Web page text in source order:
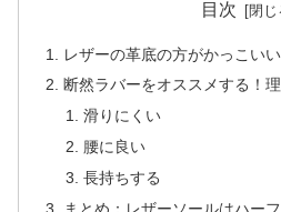
目次
レザーの革底の方がかっこい
断然ラバーをオススメする！
滑りにくい
腰に良い
長持ちする